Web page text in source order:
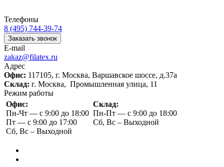
Телефоны
8 (495) 744-39-74
Заказать звонок
E-mail
zakaz@filatex.ru
Адрес
Офис: 117105, г. Москва, Варшавское шоссе, д.37а
Склад: г. Москва, Промышленная улица, 11
Режим работы
Офис:
Пн-Чт — с 9:00 до 18:00
Пт — с 9:00 до 17:00
Сб, Вс – Выходной
Склад:
Пн-Пт — с 9:00 до 18:00
Сб, Вс – Выходной